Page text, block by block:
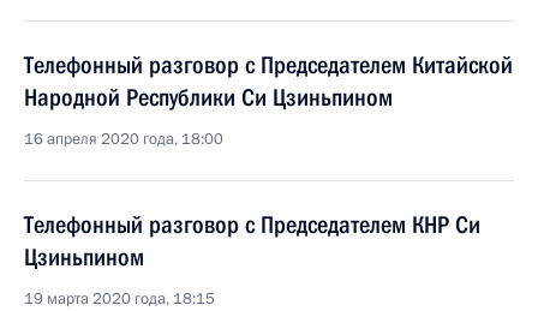
Телефонный разговор с Председателем Китайской
Народной Республики Си Цзиньпином
16 апреля 2020 года, 18:00
Телефонный разговор с Председателем КНР Си
Цзиньпином
19 марта 2020 года, 18:15